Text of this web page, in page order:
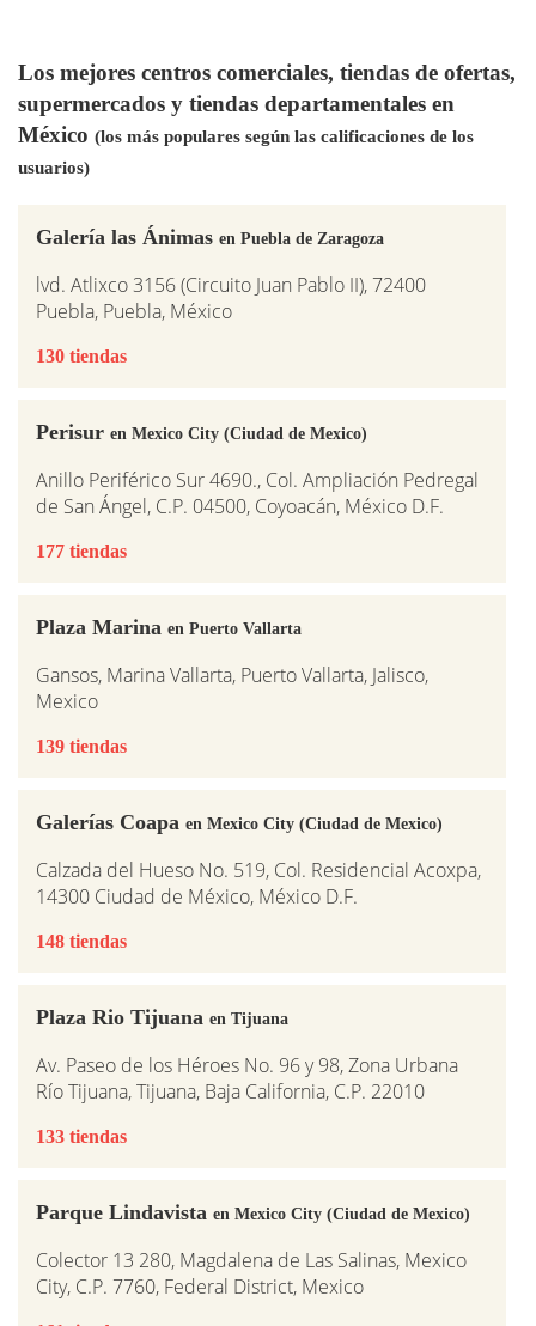
Los mejores centros comerciales, tiendas de ofertas,
supermercados y tiendas departamentales en
México (los más populares según las calificaciones de los
usuarios)
Galería las Ánimas en Puebla de Zaragoza
lvd. Atlixco 3156 (Circuito Juan Pablo II), 72400
Puebla, Puebla, México
130 tiendas
Perisur en Mexico City (Ciudad de Mexico)
Anillo Periférico Sur 4690., Col. Ampliación Pedregal
de San Ángel, C.P. 04500, Coyoacán, México D.F.
177 tiendas
Plaza Marina en Puerto Vallarta
Gansos, Marina Vallarta, Puerto Vallarta, Jalisco,
Mexico
139 tiendas
Galerías Coapa en Mexico City (Ciudad de Mexico)
Calzada del Hueso No. 519, Col. Residencial Acoxpa,
14300 Ciudad de México, México D.F.
148 tiendas
Plaza Rio Tijuana en Tijuana
Av. Paseo de los Héroes No. 96 y 98, Zona Urbana
Río Tijuana, Tijuana, Baja California, C.P. 22010
133 tiendas
Parque Lindavista en Mexico City (Ciudad de Mexico)
Colector 13 280, Magdalena de Las Salinas, Mexico
City, C.P. 7760, Federal District, Mexico